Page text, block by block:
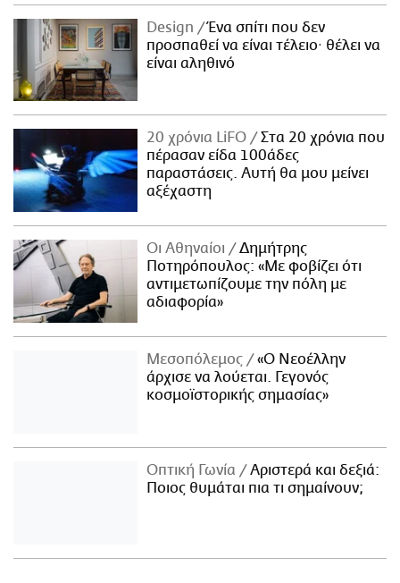
Design
Ένα σπίτι που δεν
προσπαθεί να είναι τέλειο· θέλει να
είναι αληθινό
20 χρόνια LiFO
Στα 20 χρόνια που
πέρασαν είδα 100άδες
παραστάσεις. Αυτή θα μου μείνει
αξέχαστη
Οι Αθηναίοι
Δημήτρης
Ποτηρόπουλος: «Με φοβίζει ότι
αντιμετωπίζουμε την πόλη με
αδιαφορία»
Μεσοπόλεμος
«Ο Νεοέλλην
άρχισε να λούεται. Γεγονός
κοσμοϊστορικής σημασίας»
Οπτική Γωνία
Αριστερά και δεξιά:
Ποιος θυμάται πια τι σημαίνουν;